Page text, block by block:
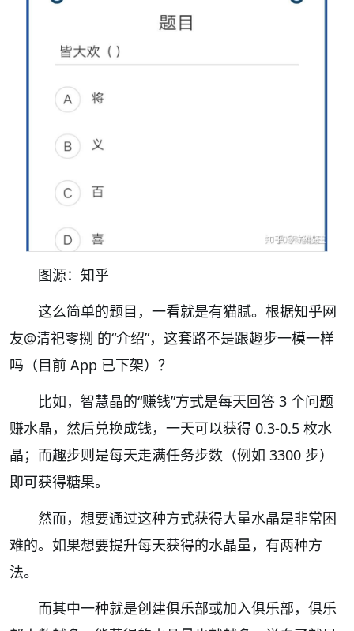
图源：知乎
这么简单的题目，一看就是有猫腻。根据知乎网
友@清祀零捌 的“介绍”，这套路不是跟趣步一模一样
吗（目前 App 已下架）？
比如，智慧晶的“赚钱”方式是每天回答 3 个问题
赚水晶，然后兑换成钱，一天可以获得 0.3-0.5 枚水
晶；而趣步则是每天走满任务步数（例如 3300 步）
即可获得糖果。
然而，想要通过这种方式获得大量水晶是非常困
难的。如果想要提升每天获得的水晶量，有两种方
法。
而其中一种就是创建俱乐部或加入俱乐部，俱乐